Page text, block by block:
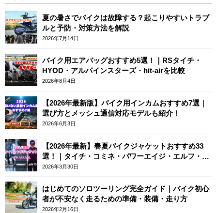
夏の暑さでバイクは故障する？起こりやすいトラブ
ルと予防・対策方法を解説
2026年7月14日
バイク用エアバッグおすすめ5選！｜RSタイチ・
HYOD・アルパインスターズ・hit-airを比較
2026年8月4日
【2026年最新版】バイク用インカムおすすめ7選｜
選び方とメッシュ通信対応モデルも紹介！
2026年6月3日
【2026年最新】春夏バイクジャケットおすすめ33
選！｜タイチ・コミネ・パワーエイジ・エルフ・エ
ースカフェロンドン
2026年3月30日
はじめてのソロツーリング完全ガイド｜バイク初心
者が不安なく走るための準備・装備・走り方
2026年2月16日